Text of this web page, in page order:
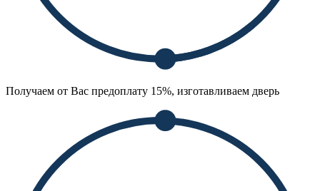
Получаем от Вас предоплату 15%, изготавливаем дверь